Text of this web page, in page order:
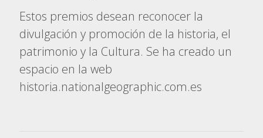
Estos premios desean reconocer la
divulgación y promoción de la historia, el
patrimonio y la Cultura. Se ha creado un
espacio en la web
historia.nationalgeographic.com.es